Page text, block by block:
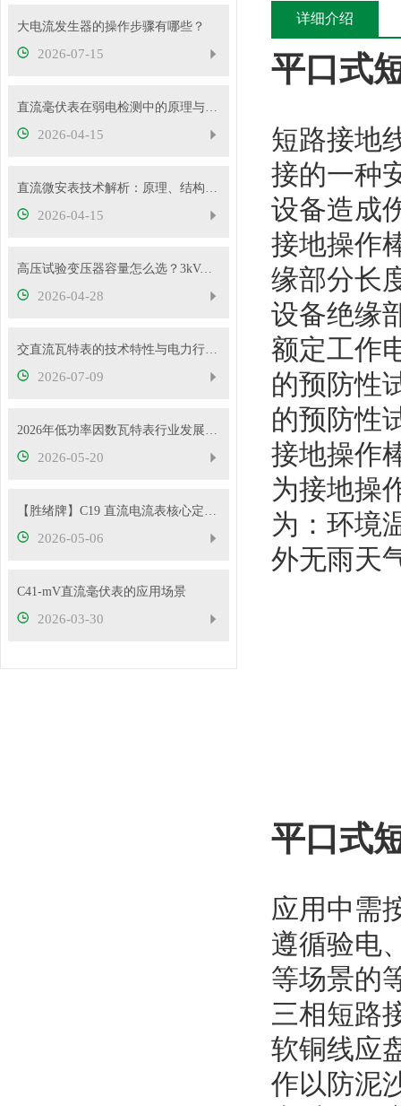
大电流发生器的操作步骤有哪些？
2026-07-15
直流毫伏表在弱电检测中的原理与性能优势
2026-04-15
直流微安表技术解析：原理、结构与应用要点
2026-04-15
高压试验变压器容量怎么选？3kVA、5kVA、10kVA够用吗
2026-04-28
交直流瓦特表的技术特性与电力行业应用实践
2026-07-09
2026年低功率因数瓦特表行业发展概况
2026-05-20
【胜绪牌】C19 直流电流表核心定位与原理
2026-05-06
C41-mV直流毫伏表的应用场景
2026-03-30
详细介绍
平口式
短路接地
接的一种
设备造成
接地操作
缘部分长
设备绝缘
额定工作
的预防性
的预防性
接地操作
为接地操
为：环境
外无雨天
平口式
应用中需
遵循验电
等场景的
三相短路
软铜线应
作以防泥